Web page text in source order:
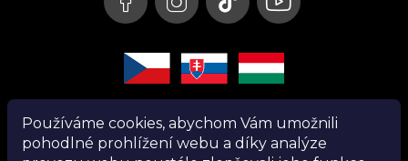
Používáme cookies, abychom Vám umožnili
pohodlné prohlížení webu a díky analýze